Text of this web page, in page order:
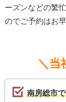
ーズンなどの繁
のでご予約はお
＼当
南房総市